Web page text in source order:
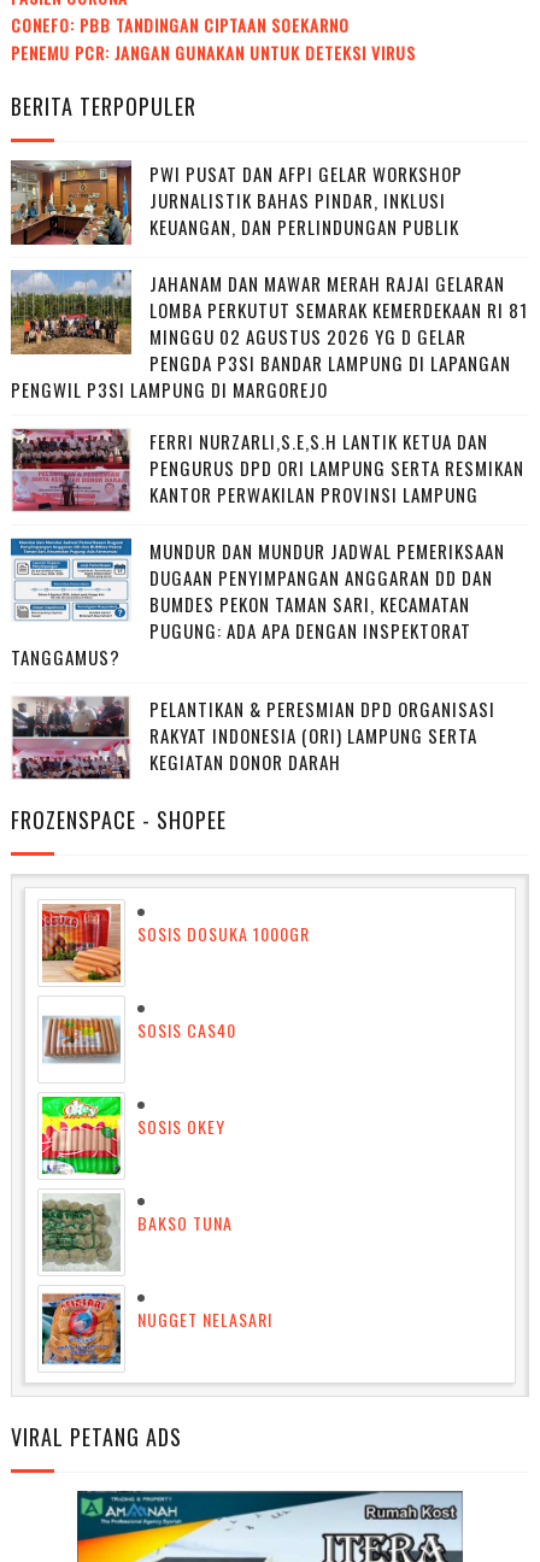
CONEFO: PBB TANDINGAN CIPTAAN SOEKARNO
PENEMU PCR: JANGAN GUNAKAN UNTUK DETEKSI VIRUS
BERITA TERPOPULER
PWI PUSAT DAN AFPI GELAR WORKSHOP
JURNALISTIK BAHAS PINDAR, INKLUSI
KEUANGAN, DAN PERLINDUNGAN PUBLIK
JAHANAM DAN MAWAR MERAH RAJAI GELARAN
LOMBA PERKUTUT SEMARAK KEMERDEKAAN RI 81
MINGGU 02 AGUSTUS 2026 YG D GELAR
PENGDA P3SI BANDAR LAMPUNG DI LAPANGAN
PENGWIL P3SI LAMPUNG DI MARGOREJO
FERRI NURZARLI,S.E,S.H LANTIK KETUA DAN
PENGURUS DPD ORI LAMPUNG SERTA RESMIKAN
KANTOR PERWAKILAN PROVINSI LAMPUNG
MUNDUR DAN MUNDUR JADWAL PEMERIKSAAN
DUGAAN PENYIMPANGAN ANGGARAN DD DAN
BUMDES PEKON TAMAN SARI, KECAMATAN
PUGUNG: ADA APA DENGAN INSPEKTORAT
TANGGAMUS?
PELANTIKAN & PERESMIAN DPD ORGANISASI
RAKYAT INDONESIA (ORI) LAMPUNG SERTA
KEGIATAN DONOR DARAH
FROZENSPACE - SHOPEE
SOSIS DOSUKA 1000GR
SOSIS CAS40
SOSIS OKEY
BAKSO TUNA
NUGGET NELASARI
VIRAL PETANG ADS